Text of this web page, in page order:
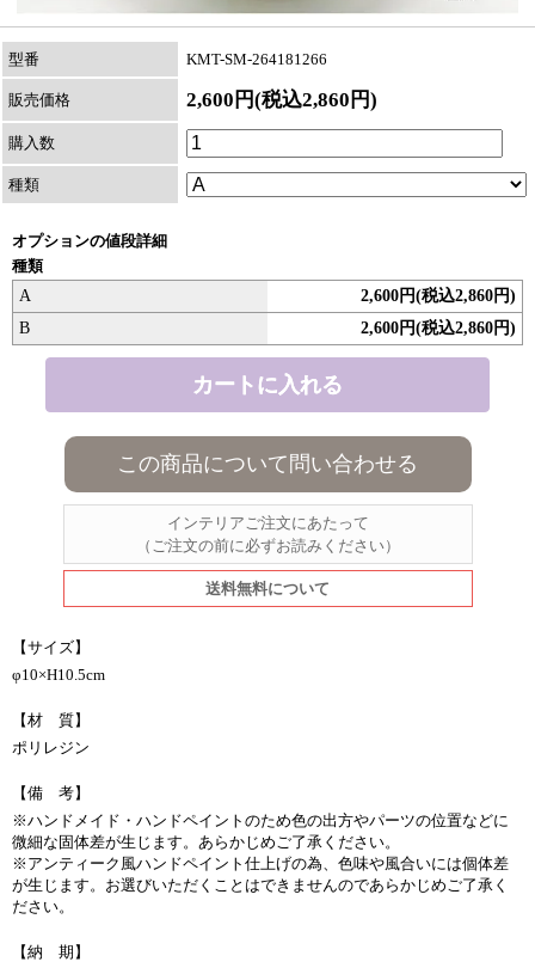
型番 KMT-SM-264181266
販売価格 2,600円(税込2,860円)
購入数
種類
オプションの値段詳細
種類
A
2,600円(税込2,860円)
B
2,600円(税込2,860円)
この商品について問い合わせる
インテリアご注文にあたって
（ご注文の前に必ずお読みください）
送料無料について
【サイズ】
φ10×H10.5cm
【材 質】
ポリレジン
【備 考】
※ハンドメイド・ハンドペイントのため色の出方やパーツの位置などに
微細な固体差が生じます。あらかじめご了承ください。
※アンティーク風ハンドペイント仕上げの為、色味や風合いには個体差
が生じます。お選びいただくことはできませんのであらかじめご了承く
ださい。
【納 期】